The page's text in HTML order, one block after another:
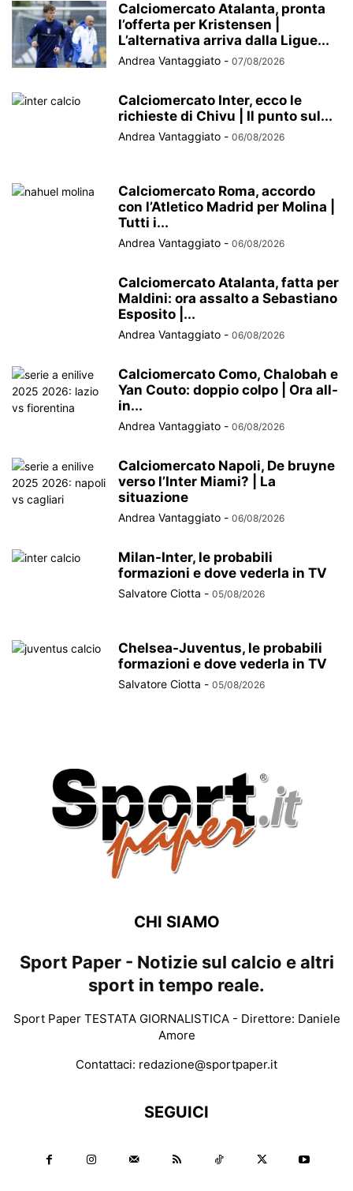
Calciomercato Atalanta, pronta
l’offerta per Kristensen |
L’alternativa arriva dalla Ligue...
Andrea Vantaggiato - 07/08/2026
Calciomercato Inter, ecco le
richieste di Chivu | Il punto sul...
Andrea Vantaggiato - 06/08/2026
Calciomercato Roma, accordo
con l’Atletico Madrid per Molina |
Tutti i...
Andrea Vantaggiato - 06/08/2026
Calciomercato Atalanta, fatta per
Maldini: ora assalto a Sebastiano
Esposito |...
Andrea Vantaggiato - 06/08/2026
Calciomercato Como, Chalobah e
Yan Couto: doppio colpo | Ora all-
in...
Andrea Vantaggiato - 06/08/2026
Calciomercato Napoli, De bruyne
verso l’Inter Miami? | La
situazione
Andrea Vantaggiato - 06/08/2026
Milan-Inter, le probabili
formazioni e dove vederla in TV
Salvatore Ciotta - 05/08/2026
Chelsea-Juventus, le probabili
formazioni e dove vederla in TV
Salvatore Ciotta - 05/08/2026
CHI SIAMO
Sport Paper - Notizie sul calcio e altri
sport in tempo reale.
Sport Paper TESTATA GIORNALISTICA - Direttore: Daniele
Amore
Contattaci: redazione@sportpaper.it
SEGUICI